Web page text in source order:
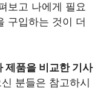
보고 나에게 필요
구입하는 것이 더
제품을 비교한 기사
분들은 참고하시